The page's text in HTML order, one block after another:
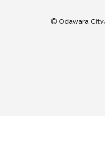
© Odawara City,